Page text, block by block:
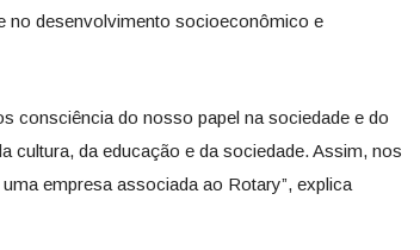
no desenvolvimento socioeconômico e
consciência do nosso papel na sociedade e do
da educação e da sociedade. Assim, nos
empresa associada ao Rotary”, explica